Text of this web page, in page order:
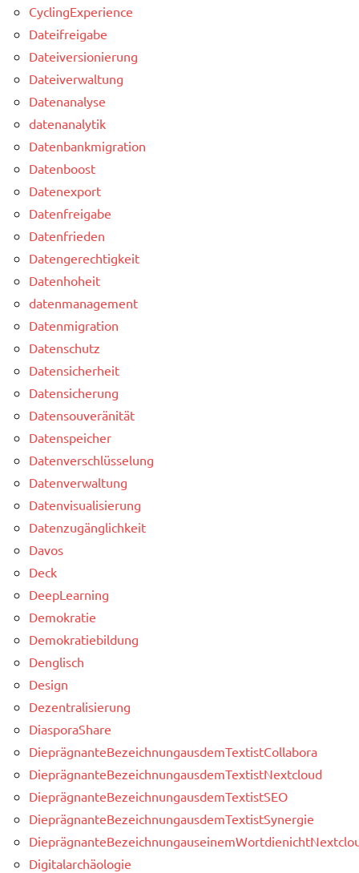
CyclingExperience
Dateifreigabe
Dateiversionierung
Dateiverwaltung
Datenanalyse
datenanalytik
Datenbankmigration
Datenboost
Datenexport
Datenfreigabe
Datenfrieden
Datengerechtigkeit
Datenhoheit
datenmanagement
Datenmigration
Datenschutz
Datensicherheit
Datensicherung
Datensouveränität
Datenspeicher
Datenverschlüsselung
Datenverwaltung
Datenvisualisierung
Datenzugänglichkeit
Davos
Deck
DeepLearning
Demokratie
Demokratiebildung
Denglisch
Design
Dezentralisierung
DiasporaShare
DieprägnanteBezeichnungausdemTextistCollabora
DieprägnanteBezeichnungausdemTextistNextcloud
DieprägnanteBezeichnungausdemTextistSEO
DieprägnanteBezeichnungausdemTextistSynergie
Digitalarchäologie